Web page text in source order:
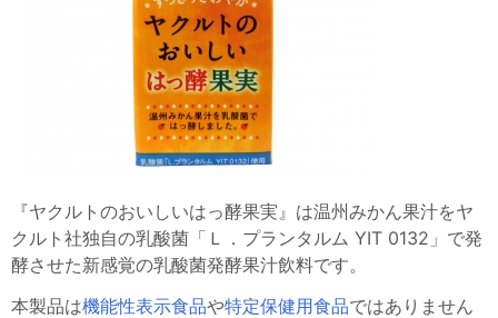
『ヤクルトのおいしいはっ酵果実』は温州みかん果汁をヤ
クルト社独自の乳酸菌「Ｌ．プランタルム YIT 0132」で発
酵させた新感覚の乳酸菌発酵果汁飲料です。
本製品は機能性表示食品や特定保健用食品ではありません